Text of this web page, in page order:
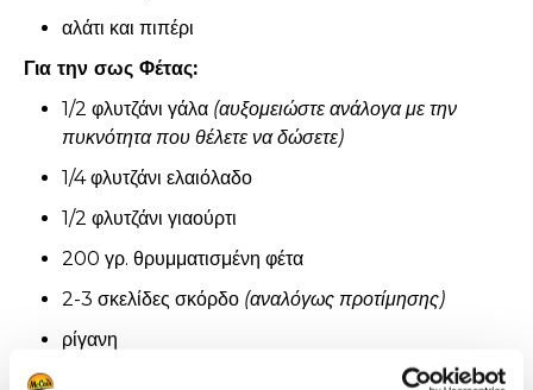
αλάτι και πιπέρι
Για την σως Φέτας:
1/2 φλυτζάνι γάλα (αυξομειώστε ανάλογα με την
πυκνότητα που θέλετε να δώσετε)
1/4 φλυτζάνι ελαιόλαδο
1/2 φλυτζάνι γιαούρτι
200 γρ. θρυμματισμένη φέτα
2-3 σκελίδες σκόρδο (αναλόγως προτίμησης)
ρίγανη